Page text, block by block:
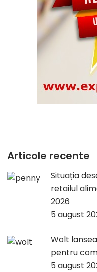
Articole recente
Situația
retailul
2026
5 august
Wolt
pentru
5 august